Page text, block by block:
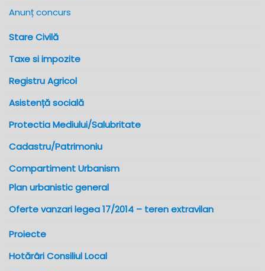
Anunț concurs
Stare Civilă
Taxe si impozite
Registru Agricol
Asistență socială
Protectia Mediului/Salubritate
Cadastru/Patrimoniu
Compartiment Urbanism
Plan urbanistic general
Oferte vanzari legea 17/2014 – teren extravilan
Proiecte
Hotărâri Consiliul Local